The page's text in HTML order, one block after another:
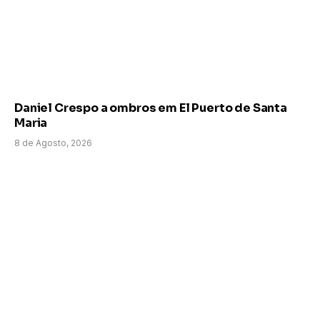
Daniel Crespo a ombros em El Puerto de Santa
Maria
8 de Agosto, 2026